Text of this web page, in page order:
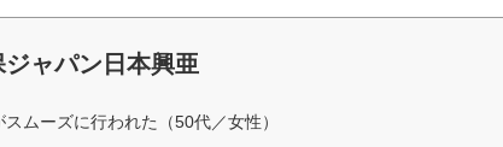
ジャパン日本興亜
ムーズに行われた（50代／女性）